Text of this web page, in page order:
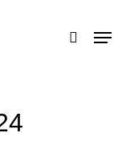
search